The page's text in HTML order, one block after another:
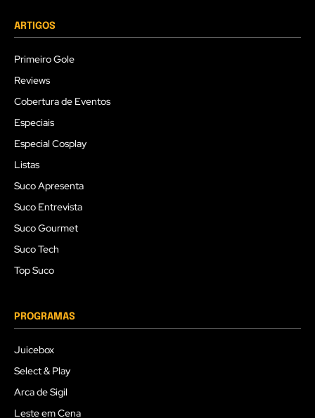
ARTIGOS
Primeiro Gole
Reviews
Cobertura de Eventos
Especiais
Especial Cosplay
Listas
Suco Apresenta
Suco Entrevista
Suco Gourmet
Suco Tech
Top Suco
PROGRAMAS
Juicebox
Select & Play
Arca de Sigil
Leste em Cena